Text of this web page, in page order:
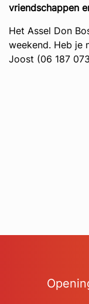
vriendschappen
Het Assel Don
weekend. Heb je
Joost (06 187